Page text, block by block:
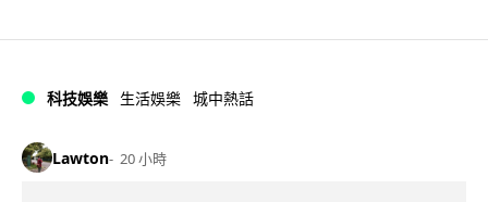
科技娛樂 生活娛樂 城中熱話
Lawton 20 小時